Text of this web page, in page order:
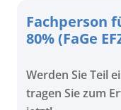
Fachperson
80% (FaGe
Werden Sie Teil
tragen Sie zum